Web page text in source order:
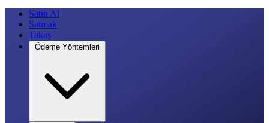
Satın Al
Satmak
Takas
Ödeme Yöntemleri